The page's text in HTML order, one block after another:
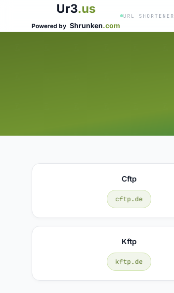
Ur3.us
Powered by Shrunken.com
URL SHORTENER
Cftp
cftp.de
Kftp
kftp.de